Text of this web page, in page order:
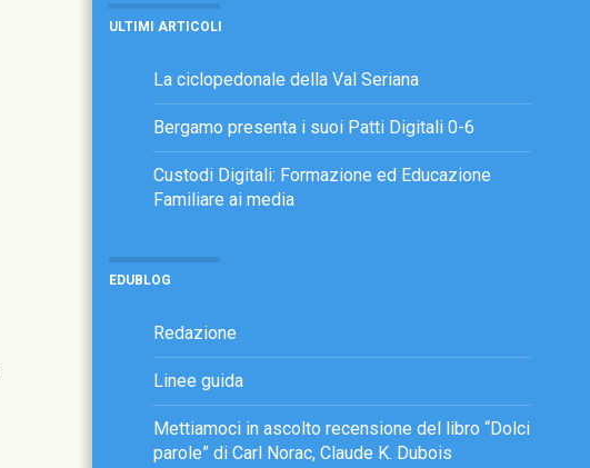
ULTIMI ARTICOLI
La ciclopedonale della Val Seriana
Bergamo presenta i suoi Patti Digitali 0-6
Custodi Digitali: Formazione ed Educazione
Familiare ai media
EDUBLOG
Redazione
Linee guida
Mettiamoci in ascolto recensione del libro “Dolci
parole” di Carl Norac, Claude K. Dubois